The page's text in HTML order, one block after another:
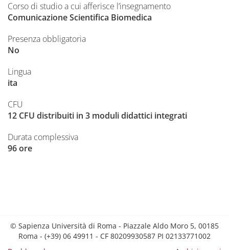
Corso di studio a cui afferisce l’insegnamento
Comunicazione Scientifica Biomedica
Presenza obbligatoria
No
Lingua
ita
CFU
12 CFU distribuiti in 3 moduli didattici integrati
Durata complessiva
96 ore
© Sapienza Università di Roma - Piazzale Aldo Moro 5, 00185
Roma - (+39) 06 49911 - CF 80209930587 PI 02133771002